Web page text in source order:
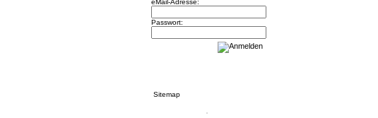
eMail-Adresse:
Passwort:
Sitemap